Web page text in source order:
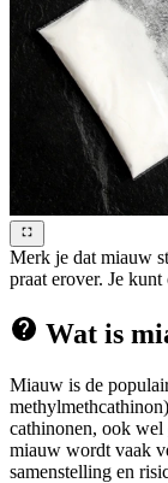
Merk je dat miauw
praat erover. Je
Wat is
Miauw is de
cathinonen, ook wel
miauw wordt vaak
samenstelling en